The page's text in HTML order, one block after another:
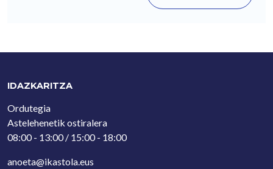
IDAZKARITZA
Ordutegia
Astelehenetik ostiralera
08:00 - 13:00 / 15:00 - 18:00
anoeta@ikastola.eus